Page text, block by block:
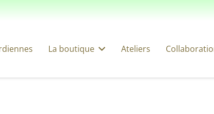
La boutique Ateliers